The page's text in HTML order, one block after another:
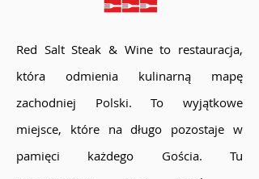
Red Salt Steak & Wine to restauracja,
która odmienia kulinarną mapę
zachodniej Polski. To wyjątkowe
miejsce, które na długo pozostaje w
pamięci każdego Gościa. Tu